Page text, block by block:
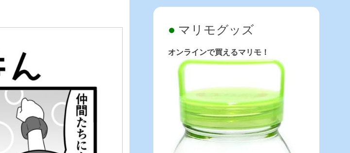
マリモグッズ
オンラインで買えるマリモ！